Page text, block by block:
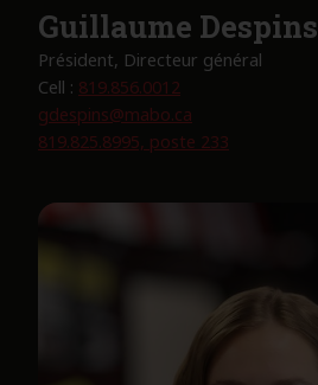
Guillaume Despins
Président, Directeur général
Cell : 819.856.0012
gdespins@mabo.ca
819.825.8995, poste 233